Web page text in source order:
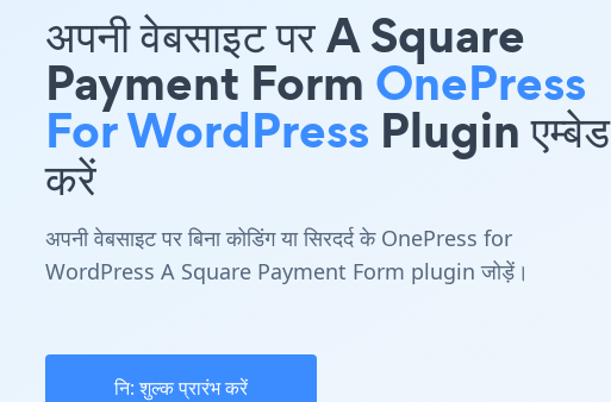
अपनी वेबसाइट पर A Square
Payment Form OnePress
For WordPress Plugin एम्बेड
करें
अपनी वेबसाइट पर बिना कोडिंग या सिरदर्द के OnePress for
WordPress A Square Payment Form plugin जोड़ें।
नि: शुल्क प्रारंभ करें